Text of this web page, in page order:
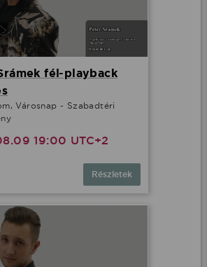
fél-playback
Városnap - Szabadtéri
19:00 UTC+2
Részletek